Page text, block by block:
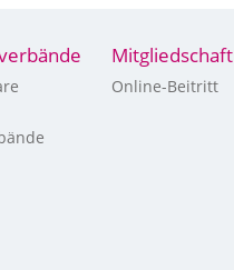
Mitgliedschaft
Online-Beitritt